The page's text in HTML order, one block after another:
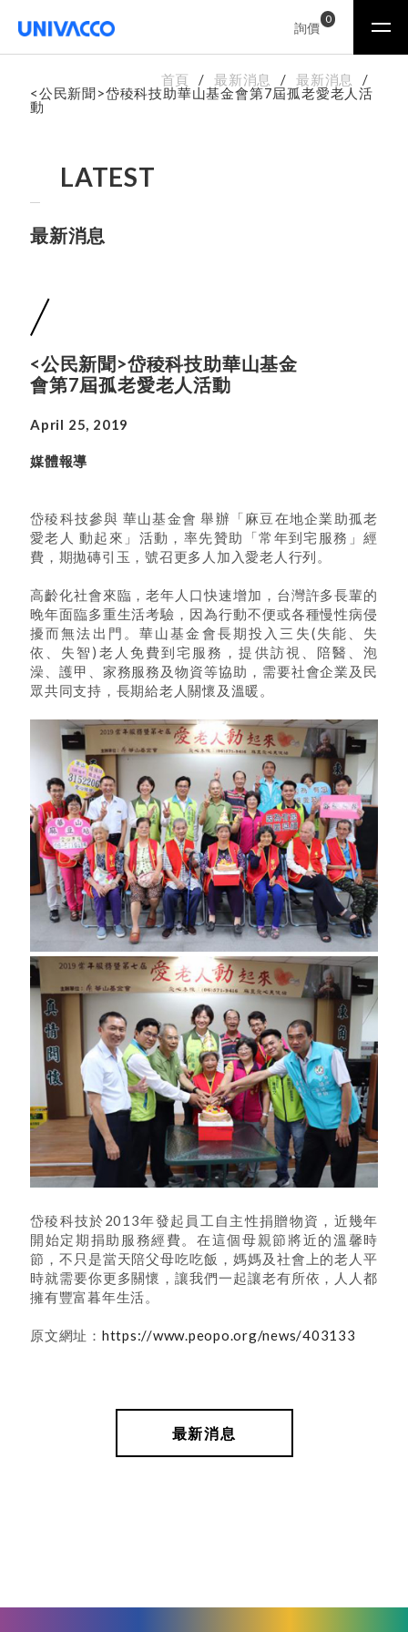
詢價
0
首頁 最新消息
最新消息
<公民新聞>岱稜科技助華山基金會第7屆孤老愛老人活
動
LATEST
最新消息
<公民新聞>岱稜科技助華山基金
會第7屆孤老愛老人活動
April 25, 2019
媒體報導
岱稜科技參與 華山基金會 舉辦「麻豆在地企業助孤老
愛老人 動起來」活動，率先贊助「常年到宅服務」經
費，期拋磚引玉，號召更多人加入愛老人行列。
高齡化社會來臨，老年人口快速增加，台灣許多長輩的
晚年面臨多重生活考驗，因為行動不便或各種慢性病侵
擾而無法出門。華山基金會長期投入三失(失能、失
依、失智)老人免費到宅服務，提供訪視、陪醫、泡
澡、護甲、家務服務及物資等協助，需要社會企業及民
眾共同支持，長期給老人關懷及溫暖。
岱稜科技於2013年發起員工自主性捐贈物資，近幾年
開始定期捐助服務經費。在這個母親節將近的溫馨時
節，不只是當天陪父母吃吃飯，媽媽及社會上的老人平
時就需要你更多關懷，讓我們一起讓老有所依，人人都
擁有豐富暮年生活。
原文網址： https://www.peopo.org/news/403133
最新消息